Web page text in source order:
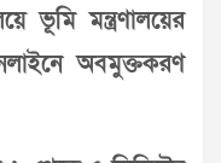
ভূমি মন্ত্রণালয়ের
অবমুক্তকরণ